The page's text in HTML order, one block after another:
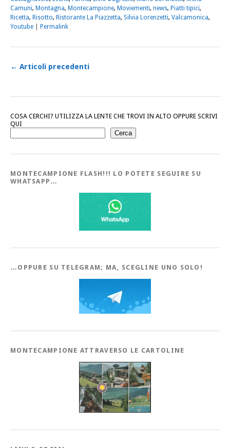
Camuni, Montagna, Montecampione, Moviementi, news, Piatti tipici,
Ricetta, Risotto, Ristorante La Piazzetta, Silvia Lorenzetti, Valcamonica,
Youtube
Permalink
← Articoli precedenti
COSA CERCHI? UTILIZZA LA LENTE CHE TROVI IN ALTO OPPURE SCRIVI
QUI
Cerca
MONTECAMPIONE FLASH!!! LO POTETE SEGUIRE SU
WHATSAPP…
…OPPURE SU TELEGRAM; MA, SCEGLINE UNO SOLO!
MONTECAMPIONE ATTRAVERSO LE CARTOLINE